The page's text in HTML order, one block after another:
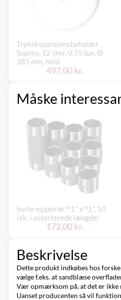
Trykekspansionsbeholder
Suprex, 12 liter, 0,75 bar, Ø
385 mm, hvid
497,00 kr.
Måske
Sorte nippelrør, ᴿ1" x ᴿ1", 10
stk. i assorterede længder
172,00 kr.
Beskrivelse
Dette produkt indkøbes hos
vælge f.eks. at sandblæse
Vær opmærksom på, at det er ikke
Uanset producenten så vil